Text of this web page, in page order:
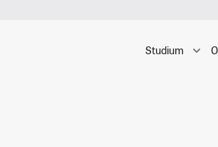
Studium